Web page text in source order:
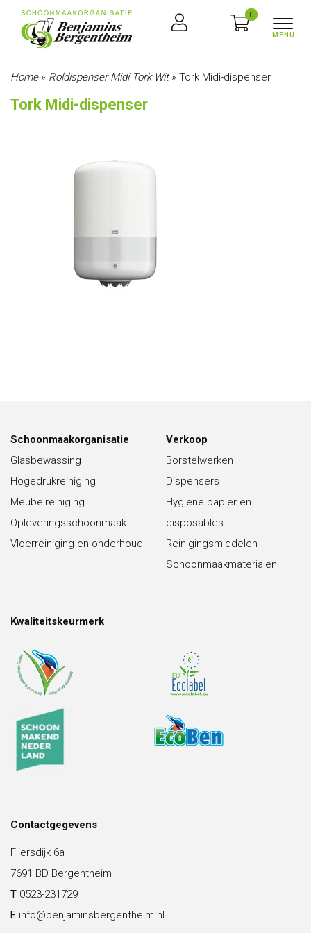
0
Home» Roldispenser Midi Tork Wit» Tork Midi-dispenser
Tork Midi-dispenser
Schoonmaakorganisatie
Glasbewassing
Hogedrukreiniging
Meubelreiniging
Opleveringsschoonmaak
Vloerreiniging en onderhoud
Verkoop
Borstelwerken
Dispensers
Hygiëne papier en
disposables
Reinigingsmiddelen
Schoonmaakmaterialen
Kwaliteitskeurmerk
Contactgegevens
Fliersdijk 6a
7691 BD Bergentheim
T 0523-231729
E info@benjaminsbergentheim.nl